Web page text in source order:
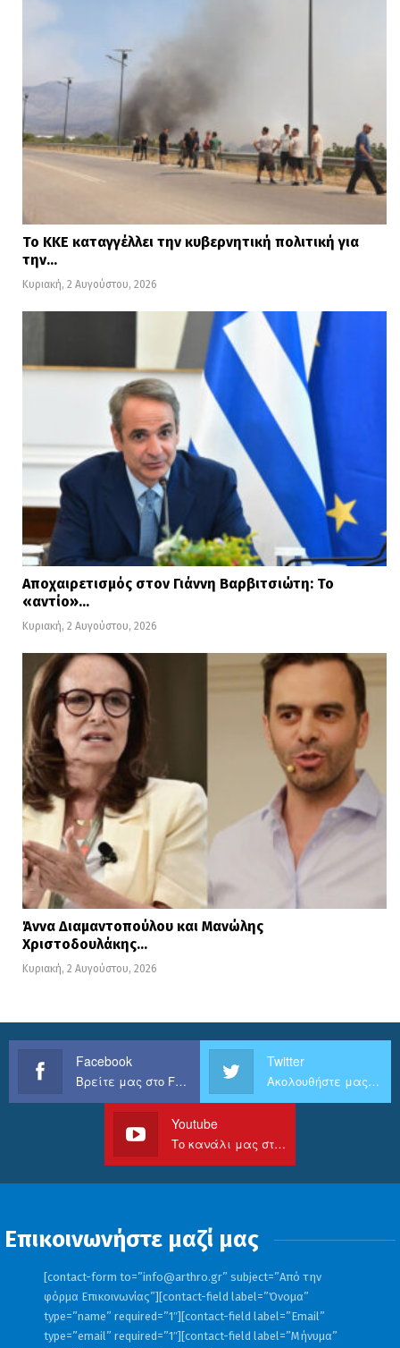
Το ΚΚΕ καταγγέλλει την κυβερνητική πολιτική για
την…
Κυριακή, 2 Αυγούστου, 2026
Αποχαιρετισμός στον Γιάννη Βαρβιτσιώτη: Το
«αντίο»…
Κυριακή, 2 Αυγούστου, 2026
Άννα Διαμαντοπούλου και Μανώλης
Χριστοδουλάκης…
Κυριακή, 2 Αυγούστου, 2026
Facebook
Βρείτε μας στο Facebook
Twitter
Ακολουθήστε μας στο Twitter
Youtube
Το κανάλι μας στο Youtube
Επικοινωνήστε μαζί μας
[contact-form to=”info@arthro.gr” subject=”Από την
φόρμα Επικοινωνίας”][contact-field label=”Όνομα”
type=”name” required=”1″][contact-field label=”Email”
type=”email” required=”1″][contact-field label=”Μήνυμα”